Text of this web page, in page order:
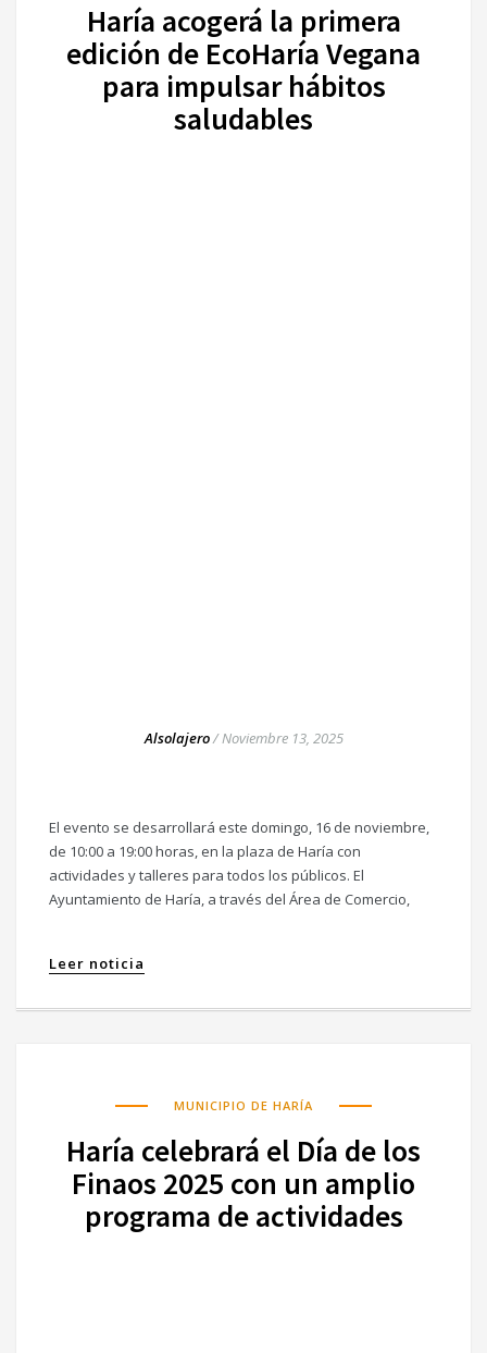
Haría acogerá la primera
edición de EcoHaría Vegana
para impulsar hábitos
saludables
Alsolajero/Noviembre 13, 2025
El evento se desarrollará este domingo, 16 de noviembre,
de 10:00 a 19:00 horas, en la plaza de Haría con
actividades y talleres para todos los públicos. El
Ayuntamiento de Haría, a través del Área de Comercio,
Leer noticia
MUNICIPIO DE HARÍA
Haría celebrará el Día de los
Finaos 2025 con un amplio
programa de actividades